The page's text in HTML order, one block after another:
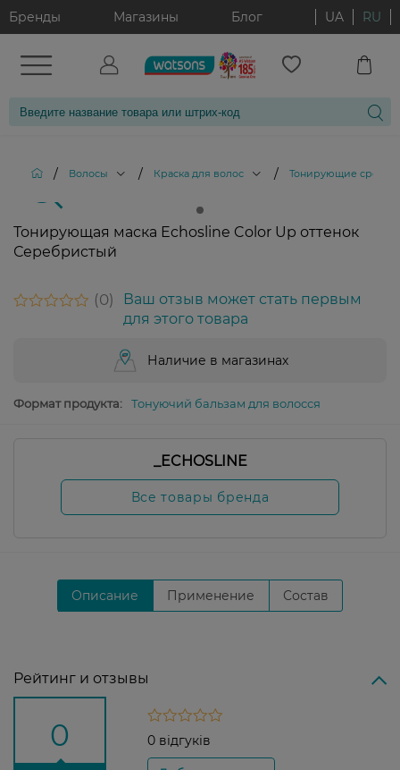
Бренды Магазины Блог UA RU
/ Волосы / Краска для волос / Тонирующие
Тонирующая маска Echosline Color Up оттенок
Серебристый
0
Ваш отзыв может стать первым
для этого товара
Наличие в магазинах
Формат продукта: Тонуючий бальзам для волосся
_ECHOSLINE
Все товары бренда
Описание Применение Состав
Рейтинг и отзывы
0 0 відгуків